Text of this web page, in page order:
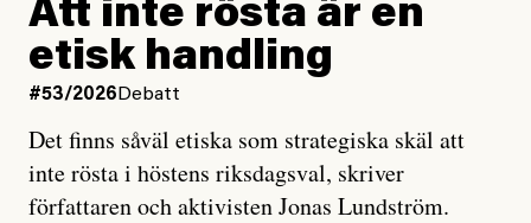
och då ska en efterforska diskret, just för att inte skapa
oro inom rörelsen.
Artikeln undersöker inte, som ETC påstår, ”vad som
är sant, vad som är rykten”, utan den bidrar bara till
ännu mer ryktesspridning. Det finns inte ett enda bevis
Att inte rösta är en
etisk handling
#53/2026 Debatt
Det finns såväl etiska som strategiska skäl att
inte rösta i höstens riksdagsval, skriver
författaren och aktivisten Jonas Lundström.